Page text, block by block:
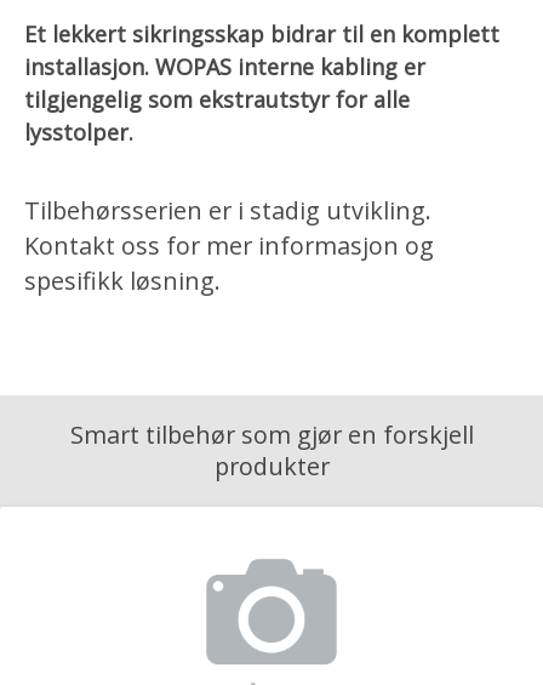
Et lekkert sikringsskap bidrar til en komplett
installasjon. WOPAS interne kabling er
tilgjengelig som ekstrautstyr for alle
lysstolper.
Tilbehørsserien er i stadig utvikling.
Kontakt oss for mer informasjon og
spesifikk løsning.
Smart tilbehør som gjør en forskjell
produkter